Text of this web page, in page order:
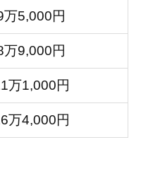
万5,000円
万9,000円
万1,000円
万4,000円